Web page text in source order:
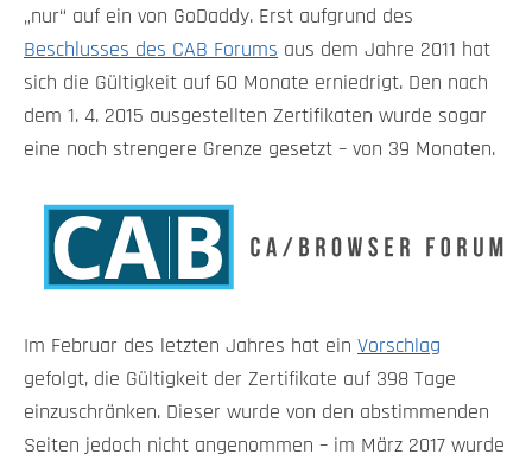
„nur“ auf ein von GoDaddy. Erst aufgrund des
Beschlusses des CAB Forums aus dem Jahre 2011 hat
sich die Gültigkeit auf 60 Monate erniedrigt. Den nach
dem 1. 4. 2015 ausgestellten Zertifikaten wurde sogar
eine noch strengere Grenze gesetzt – von 39 Monaten.
Im Februar des letzten Jahres hat ein Vorschlag
gefolgt, die Gültigkeit der Zertifikate auf 398 Tage
einzuschränken. Dieser wurde von den abstimmenden
Seiten jedoch nicht angenommen – im März 2017 wurde